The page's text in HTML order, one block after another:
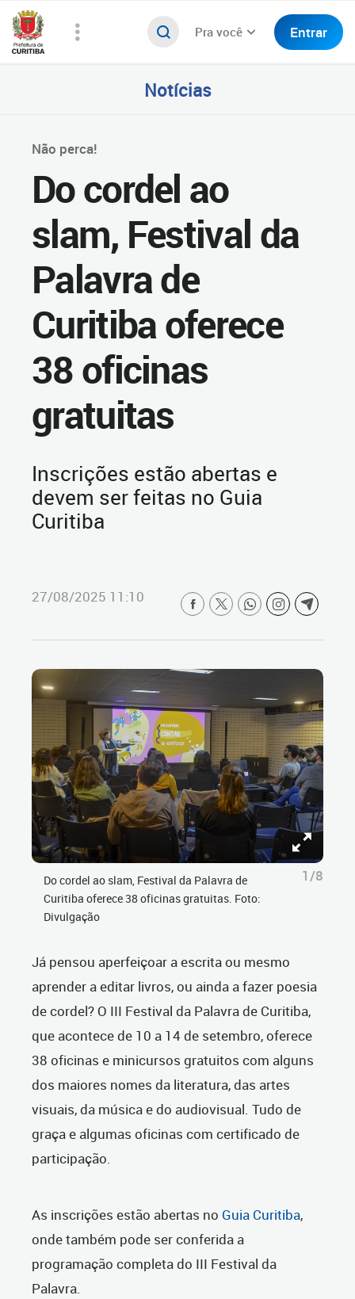
Pra você Entrar
Notícias
Não perca!
Do cordel ao
slam, Festival da
Palavra de
Curitiba oferece
38 oficinas
gratuitas
Inscrições estão abertas e
devem ser feitas no Guia
Curitiba
27/08/2025 11:10
Do cordel ao slam, Festival da Palavra de
Curitiba oferece 38 oficinas gratuitas. Foto:
Divulgação
1/8
Já pensou aperfeiçoar a escrita ou mesmo
aprender a editar livros, ou ainda a fazer poesia
de cordel? O III Festival da Palavra de Curitiba,
que acontece de 10 a 14 de setembro, oferece
38 oficinas e minicursos gratuitos com alguns
dos maiores nomes da literatura, das artes
visuais, da música e do audiovisual. Tudo de
graça e algumas oficinas com certificado de
participação.
As inscrições estão abertas no Guia Curitiba,
onde também pode ser conferida a
programação completa do III Festival da
Palavra.